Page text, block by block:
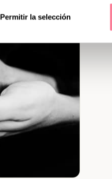
Permitir la selección